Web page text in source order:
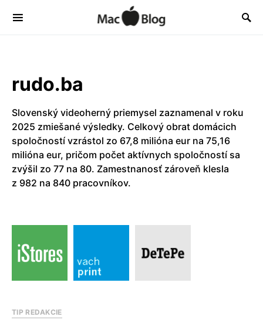
rudo.ba
Slovenský videoherný priemysel zaznamenal v roku
2025 zmiešané výsledky. Celkový obrat domácich
spoločností vzrástol zo 67,8 milióna eur na 75,16
milióna eur, pričom počet aktívnych spoločností sa
zvýšil zo 77 na 80. Zamestnanosť zároveň klesla
z 982 na 840 pracovníkov.
TIP REDAKCIE